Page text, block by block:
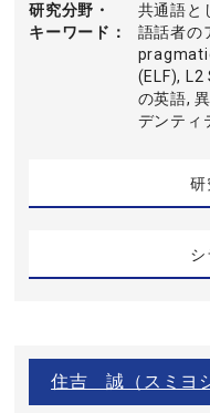
研究分野・
キーワード
共通語と
語話者の
(ELF),
の英語,
デンティ
研
シ
住吉 誠（スミヨ